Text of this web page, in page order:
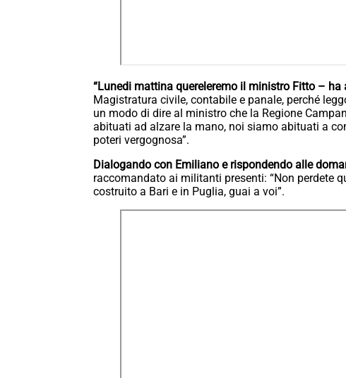
“Lunedi mattina quereleremo il ministro Fitto – ha
Magistratura civile, contabile e panale, perché
un modo di dire al ministro che la Regione
abituati ad alzare la mano, noi siamo abituati a
poteri vergognosa”.
Dialogando con Emiliano e rispondendo alle
raccomandato ai militanti presenti: “Non perdete
costruito a Bari e in Puglia, guai a voi”.